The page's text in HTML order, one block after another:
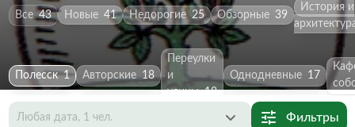
Все 43 Новые 41 Недорогие 25 Обзорные 39
История и
Полесск 1 Авторские 18
Переулки
и
улицы 18
Однодневные 17
Любая дата, 1 чел. Фильтры